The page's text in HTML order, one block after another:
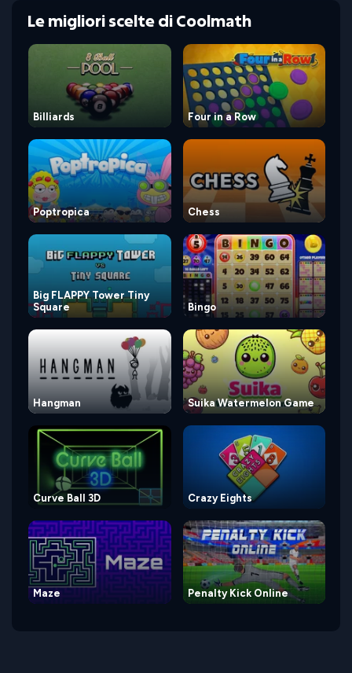
Le migliori scelte di Coolmath
Billiards Four in a Row
Poptropica Chess
Big FLAPPY Tower Tiny
Square
Bingo
Hangman Suika Watermelon Game
Curve Ball 3D Crazy Eights
Maze Penalty Kick Online